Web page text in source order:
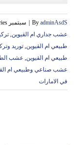
By adminAsdS سبتمبر 18th, 2021
عشب جداري ام القيوين,
طبيعي ام القيوين, توريد
طبيعي ام القيوين, عشب
عشب صناعي وطبيعي ام
في الامارات